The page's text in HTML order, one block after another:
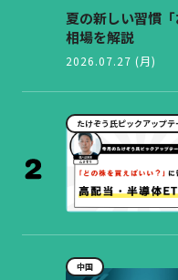
夏の新しい習慣
相場を解説
2026.07.27 (月)
たけぞう氏ピックアップテ
中国